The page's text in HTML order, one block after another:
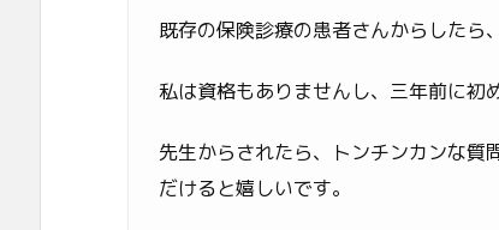
既存の保険診療の患者さんからしたら
私は資格もありませんし、三年前に初
先生からされたら、トンチンカンな質
だけると嬉しいです。